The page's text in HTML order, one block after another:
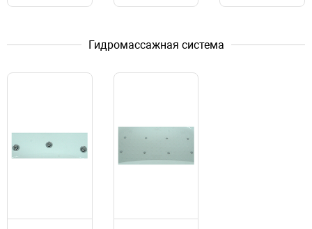
Гидромассажная система